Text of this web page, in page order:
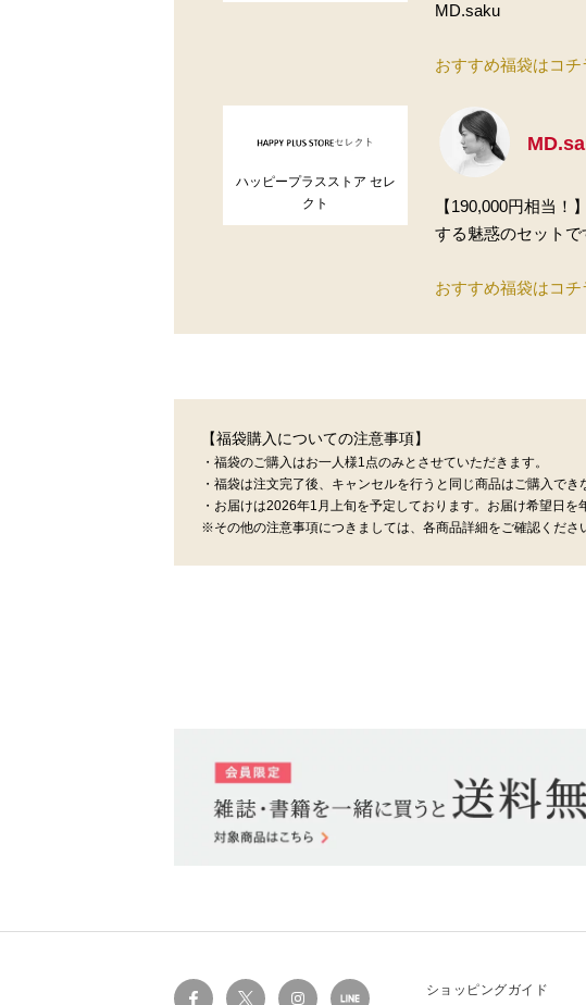
MD.saku
おすすめ福袋はコチ
ハッピープラスストア セレ
クト
【190,000円相当
する魅惑のセット
おすすめ福袋はコチ
【福袋購入についての注意事項】
・福袋のご購入はお一人様1点のみとさせていただきます。
・福袋は注文完了後、キャンセルを行うと同じ商品はご購入でき
・お届けは2026年1月上旬を予定しております。お届け希望日
※その他の注意事項につきましては、各商品詳細をご確認くださ
ショッピングガイド